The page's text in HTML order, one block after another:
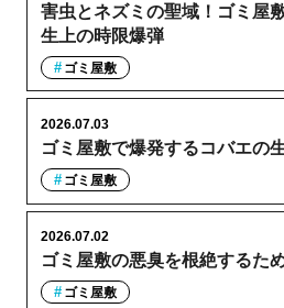
害虫とネズミの聖域！ゴミ屋
生上の時限爆弾
ゴミ屋敷
ゴミ屋敷で爆発するコバエの
2026.07.03
ゴミ屋敷
ゴミ屋敷の悪臭を根絶するた
2026.07.02
ゴミ屋敷